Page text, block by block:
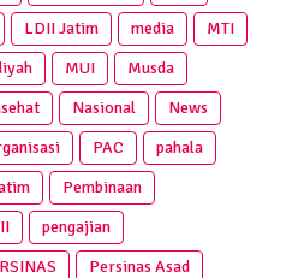
LDII Jatim media
MTI
MUI
Musda
Nasional
News
PAC
pahala
Pembinaan
pengajian
Persinas Asad